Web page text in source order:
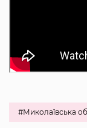
#Миколаївська